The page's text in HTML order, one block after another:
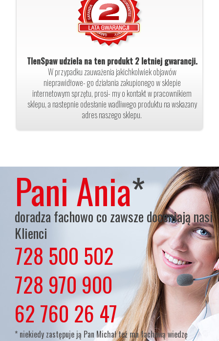
TlenSpaw udziela na ten produkt 2 letniej gwarancji.
W przypadku zauważenia jakichkolwiek objawów
nieprawidłowe- go działania zakupionego w sklepie
internetowym sprzętu, prosi- my o kontakt w pracownikiem
sklepu, a nastepnie odesłanie wadliwego produktu na wskazany
adres naszego sklepu.
Pani Ania*
doradza fachowo co zawsze doceniają nasi
Klienci
728 500 502
lub
728 970 900
lub
62 760 26 47
* niekiedy zastępuje ją Pan Michał też ma fachową wiedzę